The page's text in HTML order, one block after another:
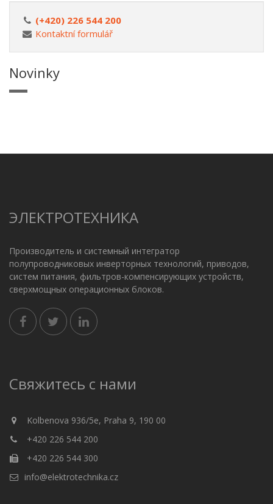
(+420) 226 544 200
Kontaktní formulář
Novinky
ЭЛЕКТРОТЕХНИКА
Производитель и системный интегратор
полупроводниковых инверторных технологий, приводов,
систем питания, фильтров-компенсирующих устройств,
сверхмощных операционных блоков.
Свяжитесь с нами
Kolbenova 936/5e, Praha 9, 190 00
+420 226 544 200
+420 226 544 300
info@elektrotechnika.cz